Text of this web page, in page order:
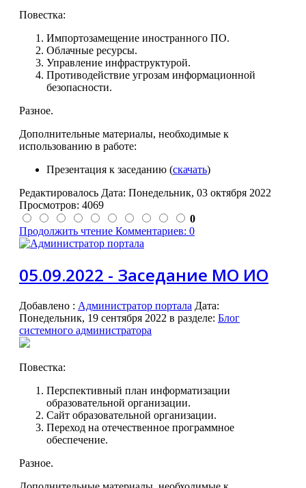
Повестка:
Импортозамещение иностранного ПО.
Облачные ресурсы.
Управление инфраструктурой.
Противодействие угрозам информационной
безопасности.
Разное.
Дополнительные материалы, необходимые к
использованию в работе:
Презентация к заседанию (скачать)
Редактировалось Дата: Понедельник, 03 октября 2022
Просмотров: 4069
0
Продолжить чтение Комментариев: 0
05.09.2022 - Заседание МО ИО
Добавлено : Администратор портала Дата:
Понедельник, 19 сентября 2022 в разделе: Блог
системного администратора
Повестка:
Перспективный план информатизации
образовательной организации.
Сайт образовательной организации.
Переход на отечественное программное
обеспечение.
Разное.